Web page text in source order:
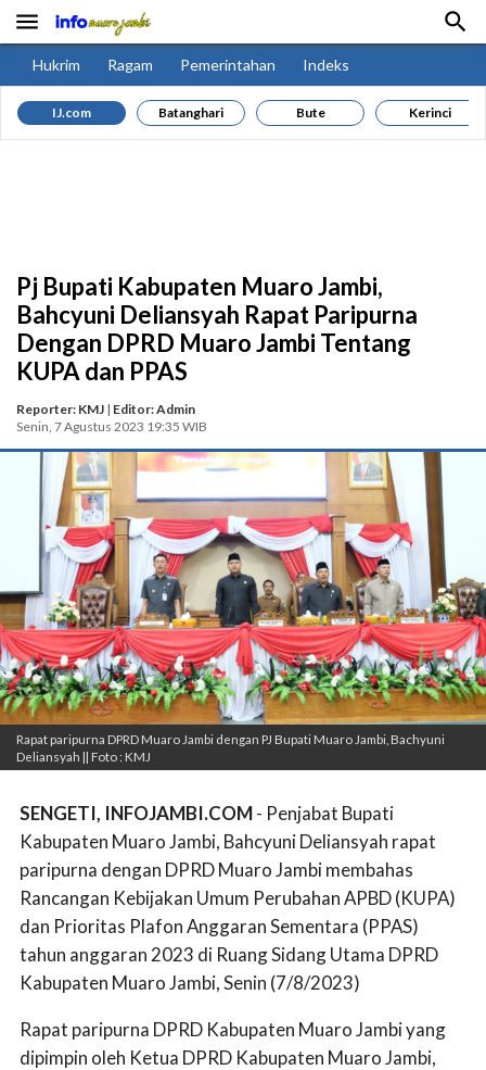
 
Hukrim Ragam Pemerintahan Indeks
IJ.com Batanghari Bute Kerinci
Pj Bupati Kabupaten Muaro Jambi,
Bahcyuni Deliansyah Rapat Paripurna
Dengan DPRD Muaro Jambi Tentang
KUPA dan PPAS
Reporter: KMJ | Editor: Admin
Senin, 7 Agustus 2023 19:35 WIB
Rapat paripurna DPRD Muaro Jambi dengan PJ Bupati Muaro Jambi, Bachyuni
Deliansyah || Foto : KMJ
SENGETI, INFOJAMBI.COM- Penjabat Bupati
Kabupaten Muaro Jambi, Bahcyuni Deliansyah rapat
paripurna dengan DPRD Muaro Jambi membahas
Rancangan Kebijakan Umum Perubahan APBD (KUPA)
dan Prioritas Plafon Anggaran Sementara (PPAS)
tahun anggaran 2023 di Ruang Sidang Utama DPRD
Kabupaten Muaro Jambi, Senin (7/8/2023)
Rapat paripurna DPRD Kabupaten Muaro Jambi yang
dipimpin oleh Ketua DPRD Kabupaten Muaro Jambi,